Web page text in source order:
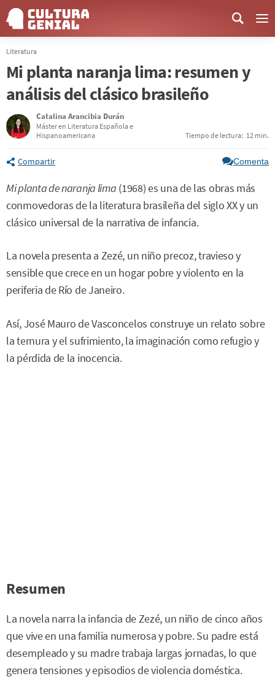
Literatura
Mi planta naranja lima: resumen y
análisis del clásico brasileño
Catalina Arancibia Durán
Máster en Literatura Española e
Hispanoamericana
Tiempo de lectura: 12 min.
Compartir Comenta
Mi planta de naranja lima (1968) es una de las obras más
conmovedoras de la literatura brasileña del siglo XX y un
clásico universal de la narrativa de infancia.
La novela presenta a Zezé, un niño precoz, travieso y
sensible que crece en un hogar pobre y violento en la
periferia de Río de Janeiro.
Así, José Mauro de Vasconcelos construye un relato sobre
la ternura y el sufrimiento, la imaginación como refugio y
la pérdida de la inocencia.
Resumen
La novela narra la infancia de Zezé, un niño de cinco años
que vive en una familia numerosa y pobre. Su padre está
desempleado y su madre trabaja largas jornadas, lo que
genera tensiones y episodios de violencia doméstica.